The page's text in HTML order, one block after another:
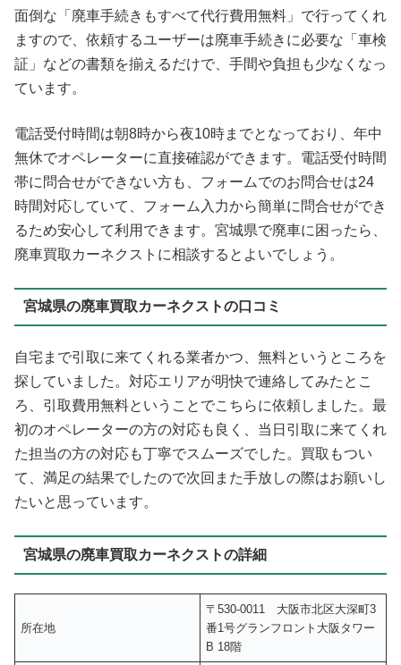
面倒な「廃車手続きもすべて代行費用無料」で行ってくれ
ますので、依頼するユーザーは廃車手続きに必要な「車検
証」などの書類を揃えるだけで、手間や負担も少なくなっ
ています。
電話受付時間は朝8時から夜10時までとなっており、年中
無休でオペレーターに直接確認ができます。電話受付時間
帯に問合せができない方も、フォームでのお問合せは24
時間対応していて、フォーム入力から簡単に問合せができ
るため安心して利用できます。宮城県で廃車に困ったら、
廃車買取カーネクストに相談するとよいでしょう。
宮城県の廃車買取カーネクストの口コミ
自宅まで引取に来てくれる業者かつ、無料というところを
探していました。対応エリアが明快で連絡してみたとこ
ろ、引取費用無料ということでこちらに依頼しました。最
初のオペレーターの方の対応も良く、当日引取に来てくれ
た担当の方の対応も丁寧でスムーズでした。買取もつい
て、満足の結果でしたので次回また手放しの際はお願いし
たいと思っています。
宮城県の廃車買取カーネクストの詳細
所在地
〒530-0011 大阪市北区大深町3
番1号グランフロント大阪タワー
B 18階